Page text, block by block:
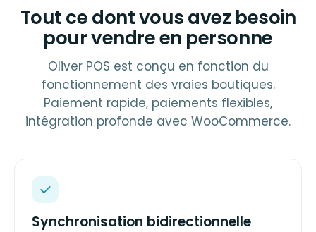
Tout ce dont vous avez besoin
pour vendre en personne
Oliver POS est conçu en fonction du
fonctionnement des vraies boutiques.
Paiement rapide, paiements flexibles,
intégration profonde avec WooCommerce.
Synchronisation bidirectionnelle